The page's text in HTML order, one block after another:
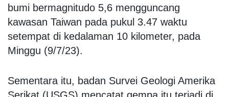
bumi bermagnitudo 5,6 mengguncang
kawasan Taiwan pada pukul 3.47 waktu
setempat di kedalaman 10 kilometer, pada
Minggu (9/7/23).
Sementara itu, badan Survei Geologi Amerika